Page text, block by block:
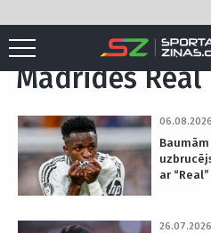
Sākums Birka "Madrides Real"
Madrides Real
ar “Real”